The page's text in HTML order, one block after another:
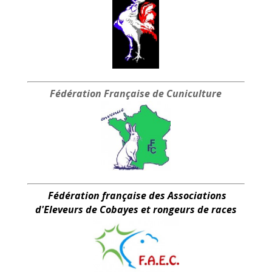
Fédération Française de Cuniculture
Fédération française des Associations
d'Eleveurs de Cobayes et rongeurs de races